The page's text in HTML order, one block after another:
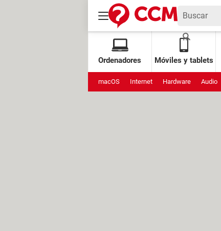
Ordenadores Móviles y tablets
macOS Internet Hardware Audio